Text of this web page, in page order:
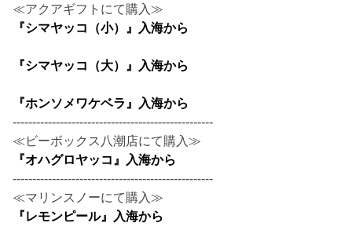
≪アクアギフトにて購入≫
『シマヤッコ（小）』入海から
『シマヤッコ（大）』入海から
『ホンソメワケベラ』入海から
---------------------------------------------------
≪ビーボックス八潮店にて購入≫
『オハグロヤッコ』入海から
---------------------------------------------------
≪マリンスノーにて購入≫
『レモンピール』入海から